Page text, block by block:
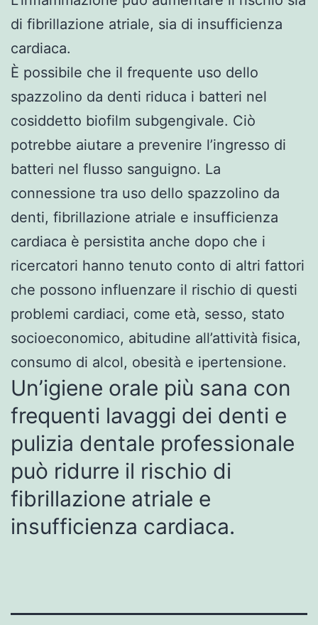
di fibrillazione atriale, sia di insufficienza
cardiaca.
È possibile che il frequente uso dello
spazzolino da denti riduca i batteri nel
cosiddetto biofilm subgengivale. Ciò
potrebbe aiutare a prevenire l’ingresso di
batteri nel flusso sanguigno. La
connessione tra uso dello spazzolino da
denti, fibrillazione atriale e insufficienza
cardiaca è persistita anche dopo che i
ricercatori hanno tenuto conto di altri fattori
che possono influenzare il rischio di questi
problemi cardiaci, come età, sesso, stato
socioeconomico, abitudine all’attività fisica,
consumo di alcol, obesità e ipertensione.
Un’igiene orale più sana con
frequenti lavaggi dei denti e
pulizia dentale professionale
può ridurre il rischio di
fibrillazione atriale e
insufficienza cardiaca.